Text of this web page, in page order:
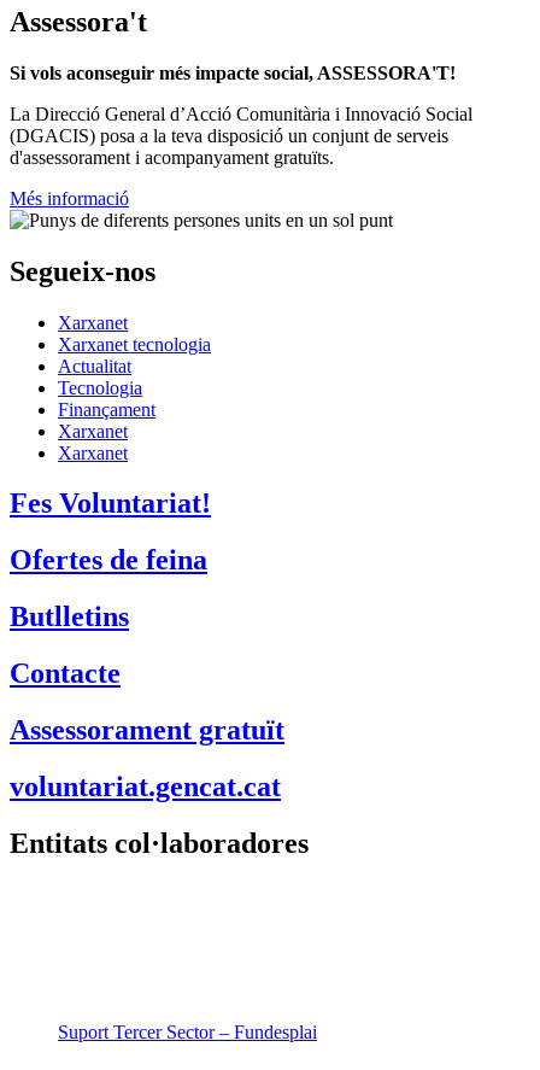
Assessora't
Si vols aconseguir més impacte social, ASSESSORA'T!
La Direcció General d’Acció Comunitària i Innovació Social
(DGACIS) posa a la teva disposició un conjunt de serveis
d'assessorament i acompanyament gratuïts.
Més informació
Segueix-nos
Xarxanet
Xarxanet tecnologia
Actualitat
Tecnologia
Finançament
Xarxanet
Xarxanet
Fes Voluntariat!
Ofertes de feina
Butlletins
Contacte
Assessorament gratuït
voluntariat.gencat.cat
Entitats col·laboradores
Suport Tercer Sector – Fundesplai